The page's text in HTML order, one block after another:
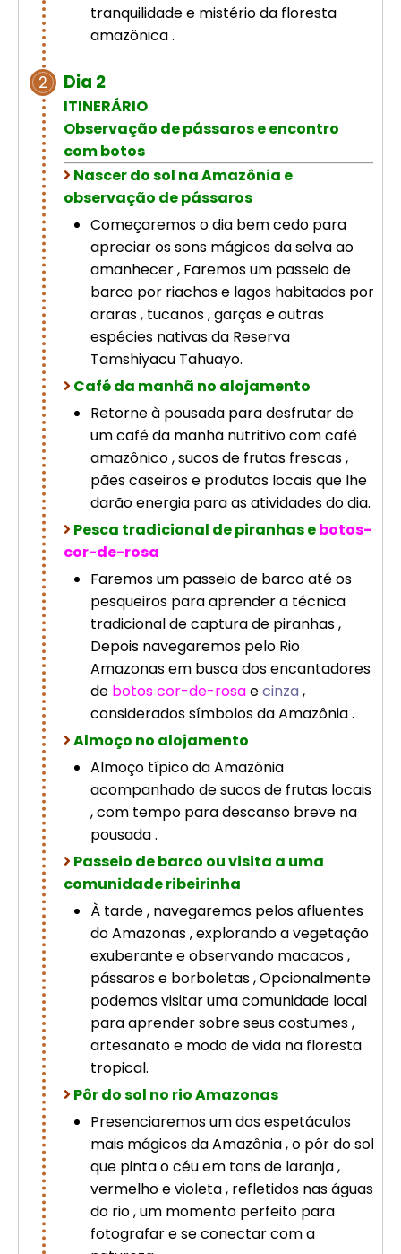
tranquilidade e mistério da floresta
amazônica .
2 Dia 2
ITINERÁRIO
Observação de pássaros e encontro
com botos
Nascer do sol na Amazônia e
observação de pássaros
Começaremos o dia bem cedo para
apreciar os sons mágicos da selva ao
amanhecer , Faremos um passeio de
barco por riachos e lagos habitados por
araras , tucanos , garças e outras
espécies nativas da Reserva
Tamshiyacu Tahuayo.
Café da manhã no alojamento
Retorne à pousada para desfrutar de
um café da manhã nutritivo com café
amazônico , sucos de frutas frescas ,
pães caseiros e produtos locais que lhe
darão energia para as atividades do dia.
Pesca tradicional de piranhas ebotos-
cor-de-rosa
Faremos um passeio de barco até os
pesqueiros para aprender a técnica
tradicional de captura de piranhas ,
Depois navegaremos pelo Rio
Amazonas em busca dos encantadores
de botos cor-de-rosaecinza ,
considerados símbolos da Amazônia .
Almoço no alojamento
Almoço típico da Amazônia
acompanhado de sucos de frutas locais
, com tempo para descanso breve na
pousada .
Passeio de barco ou visita a uma
comunidade ribeirinha
À tarde , navegaremos pelos afluentes
do Amazonas , explorando a vegetação
exuberante e observando macacos ,
pássaros e borboletas , Opcionalmente
podemos visitar uma comunidade local
para aprender sobre seus costumes ,
artesanato e modo de vida na floresta
tropical.
Pôr do sol no rio Amazonas
Presenciaremos um dos espetáculos
mais mágicos da Amazônia , o pôr do sol
que pinta o céu em tons de laranja ,
vermelho e violeta , refletidos nas águas
do rio , um momento perfeito para
fotografar e se conectar com a